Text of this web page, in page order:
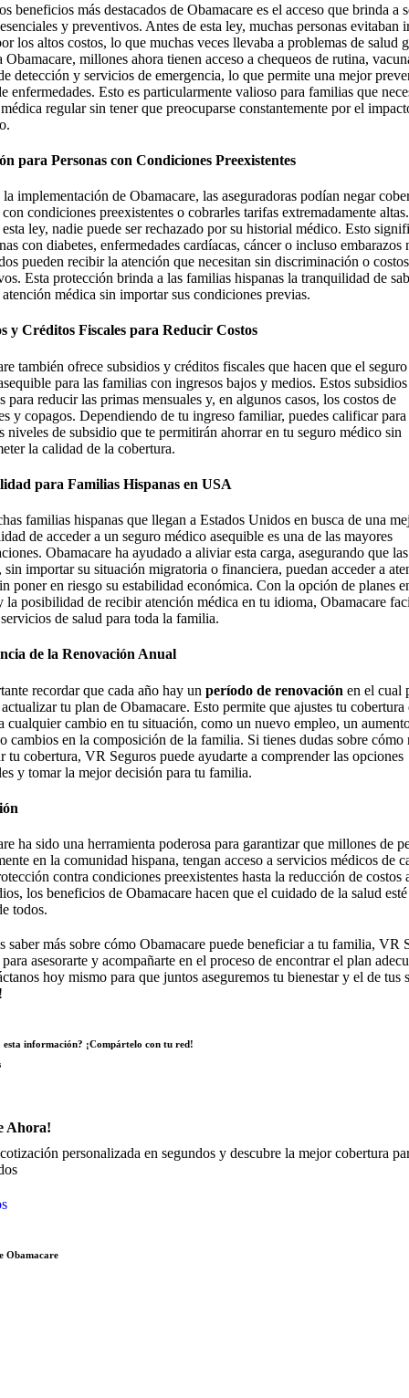
beneficios más destacados de Obamacare es el acceso que brinda a
y preventivos. Antes de esta ley, muchas personas evitaban
los altos costos, lo que muchas veces llevaba a problemas de salud
Obamacare, millones ahora tienen acceso a chequeos de rutina,
detección y servicios de emergencia, lo que permite una mejor
enfermedades. Esto es particularmente valioso para familias que
regular sin tener que preocuparse constantemente por el
para Personas con Condiciones Preexistentes
implementación de Obamacare, las aseguradoras podían negar
con condiciones preexistentes o cobrarles tarifas extremadamente
esta ley, nadie puede ser rechazado por su historial médico. Esto
con diabetes, enfermedades cardíacas, cáncer o incluso embarazos
pueden recibir la atención que necesitan sin discriminación o costos
Esta protección brinda a las familias hispanas la tranquilidad de
médica sin importar sus condiciones previas.
y Créditos Fiscales para Reducir Costos
también ofrece subsidios y créditos fiscales que hacen que el
para las familias con ingresos bajos y medios. Estos subsidios
para reducir las primas mensuales y, en algunos casos, los costos de
y copagos. Dependiendo de tu ingreso familiar, puedes calificar para
niveles de subsidio que te permitirán ahorrar en tu seguro médico sin
la calidad de la cobertura.
para Familias Hispanas en USA
familias hispanas que llegan a Estados Unidos en busca de una
de acceder a un seguro médico asequible es una de las mayores
Obamacare ha ayudado a aliviar esta carga, asegurando que
sin importar su situación migratoria o financiera, puedan acceder a
poner en riesgo su estabilidad económica. Con la opción de planes
la posibilidad de recibir atención médica en tu idioma, Obamacare
de salud para toda la familia.
de la Renovación Anual
recordar que cada año hay unperíodo de renovación en el cual
tu plan de Obamacare. Esto permite que ajustes tu cobertura
cualquier cambio en tu situación, como un nuevo empleo, un
cambios en la composición de la familia. Si tienes dudas sobre cómo
tu cobertura, VR Seguros puede ayudarte a comprender las opciones
y tomar la mejor decisión para tu familia.
ha sido una herramienta poderosa para garantizar que millones de
en la comunidad hispana, tengan acceso a servicios médicos de
contra condiciones preexistentes hasta la reducción de costos
los beneficios de Obamacare hacen que el cuidado de la salud
todos.
saber más sobre cómo Obamacare puede beneficiar a tu familia, VR
asesorarte y acompañarte en el proceso de encontrar el plan
hoy mismo para que juntos aseguremos tu bienestar y el de tus
esta información? ¡Compártelo con tu red!
Ahora!
personalizada en segundos y descubre la mejor cobertura
Obamacare